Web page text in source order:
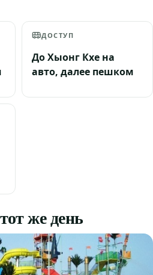
ДОСТУП
До Хыонг Кхе на
авто, далее пешком
же день